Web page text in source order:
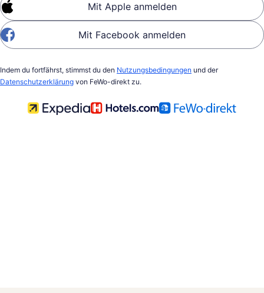
Mit Apple anmelden
Mit Facebook anmelden
Indem du fortfährst, stimmst du den Nutzungsbedingungen und der
Datenschutzerklärung von FeWo-direkt zu.